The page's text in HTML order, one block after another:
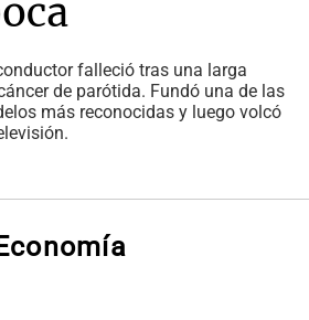
falleció tras una larga
de parótida. Fundó una de las
más reconocidas y luego volcó